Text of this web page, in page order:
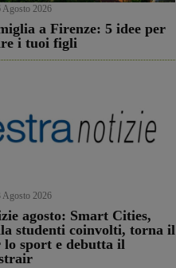
Agosto 2026
a Firenze: 5 idee per
i tuoi figli
Agosto 2026
agosto: Smart Cities,
studenti coinvolti, torna il
lo sport e debutta il